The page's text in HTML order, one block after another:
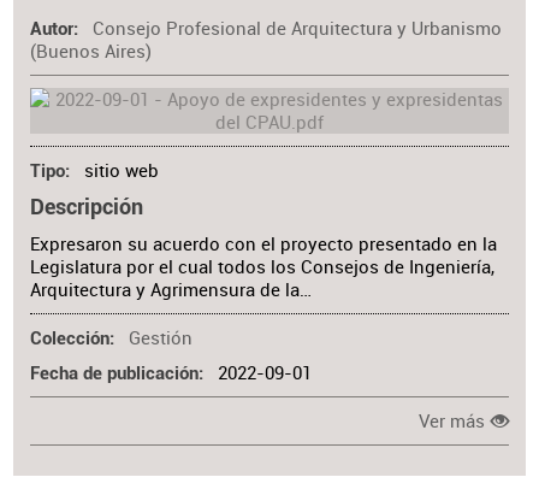
Autor
Consejo Profesional de Arquitectura y Urbanismo
(Buenos Aires)
Tipo sitio web
Descripción
Expresaron su acuerdo con el proyecto presentado en la
Legislatura por el cual todos los Consejos de Ingeniería,
Arquitectura y Agrimensura de la…
Colección Gestión
Fecha de publicación 2022-09-01
Ver más